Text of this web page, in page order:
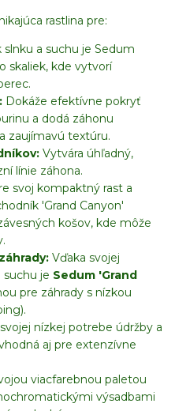
rastlina pre:
slnku a suchu je Sedum
skaliek, kde vytvorí
Dokáže efektívne pokryť
a dodá záhonu
zaujímavú textúru.
Vytvára úhľadný,
línie záhona.
svoj kompaktný rast a
'Grand Canyon'
košov, kde môže
Vďaka svojej
je Sedum 'Grand
pre záhrady s nízkou
nízkej potrebe údržby a
aj pre extenzívne
viacfarebnou paletou
výsadbami